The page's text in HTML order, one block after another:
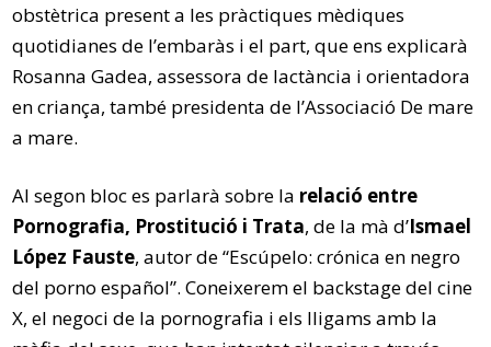
obstètrica present a les pràctiques mèdiques
quotidianes de l’embaràs i el part, que ens explicarà
Rosanna Gadea, assessora de lactància i orientadora
en criança, també presidenta de l’Associació De mare
a mare.
Al segon bloc es parlarà sobre la relació entre
Pornografia, Prostitució i Trata, de la mà d’Ismael
López Fauste, autor de “Escúpelo: crónica en negro
del porno español”. Coneixerem el backstage del cine
X, el negoci de la pornografia i els lligams amb la